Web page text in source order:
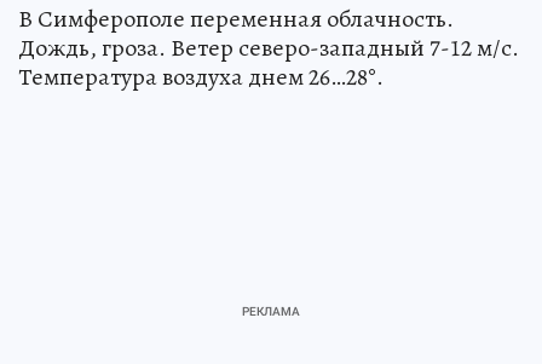
В Симферополе переменная облачность.
Дождь, гроза. Ветер северо-западный 7-12 м/с.
Температура воздуха днем 26…28°.